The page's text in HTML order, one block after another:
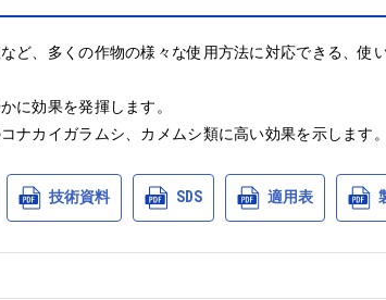
ど、多くの作物の様々な使用方法に対応できる、使
に効果を発揮します。
ナカイガラムシ、カメムシ類に高い効果を示します。
技術資料 SDS 適用表